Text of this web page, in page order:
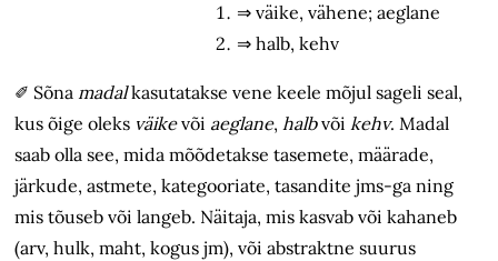
⇒ väike, vähene; aeglane
⇒ halb, kehv
✐ Sõnamadalkasutatakse vene keele mõjul sageli seal,
kus õige oleks väikevõi aeglane,halbvõikehv. Madal
saab olla see, mida mõõdetakse tasemete, määrade,
järkude, astmete, kategooriate, tasandite jms-ga ning
mis tõuseb või langeb. Näitaja, mis kasvab või kahaneb
(arv, hulk, maht, kogus jm), või abstraktne suurus